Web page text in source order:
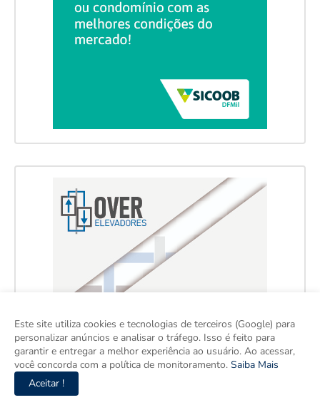
Este site utiliza cookies e tecnologias de terceiros (Google) para
personalizar anúncios e analisar o tráfego. Isso é feito para
garantir e entregar a melhor experiência ao usuário. Ao acessar,
você concorda com a política de monitoramento. Saiba Mais
Aceitar !